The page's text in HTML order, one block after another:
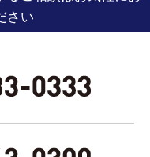
さい